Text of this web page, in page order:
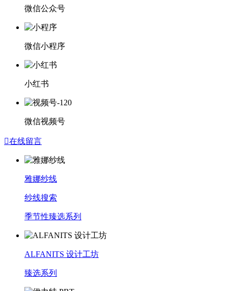
微信公众号
微信小程序
小红书
微信视频号
在线留言
雅娜纱线
纱线搜索
季节性臻选系列
ALFANITS 设计工坊
臻选系列